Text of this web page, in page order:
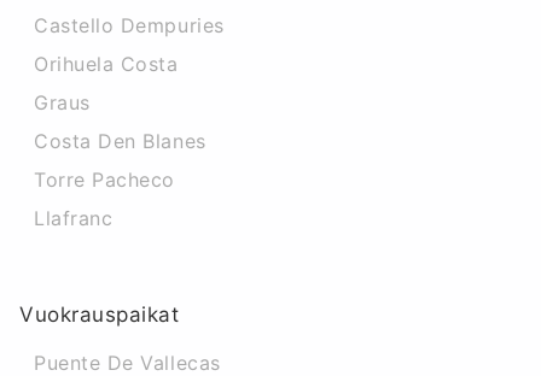
Castello Dempuries
Orihuela Costa
Graus
Costa Den Blanes
Torre Pacheco
Llafranc
Vuokrauspaikat
Puente De Vallecas